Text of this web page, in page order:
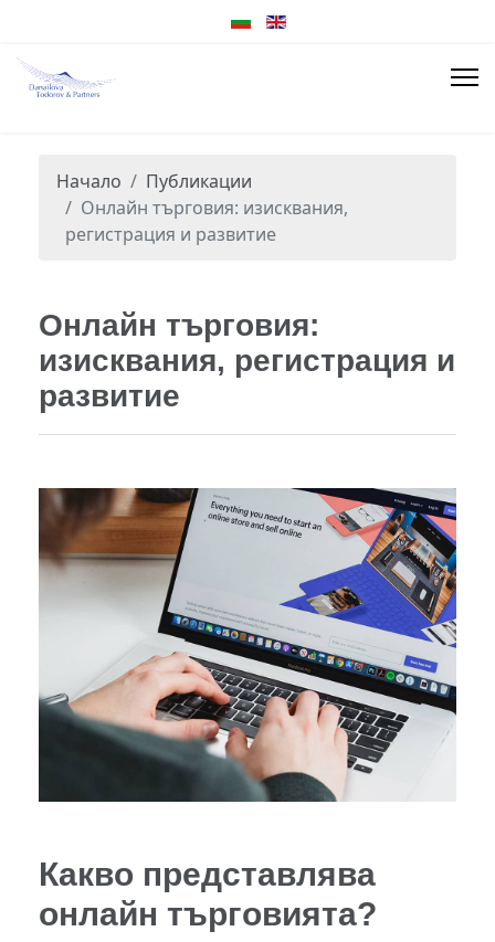
Начало
Публикации
Онлайн търговия: изисквания,
регистрация и развитие
Онлайн търговия:
изисквания, регистрация и
развитие
Какво представлява
онлайн търговията?